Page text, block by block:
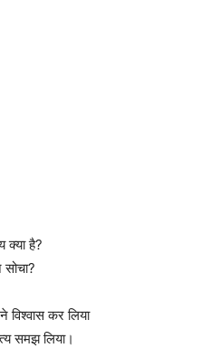
क्या है?
विश्वास कर लिया
समझ लिया।